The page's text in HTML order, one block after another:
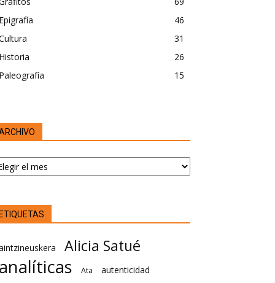
46
31
26
15
Alicia Satué
Ata autenticidad